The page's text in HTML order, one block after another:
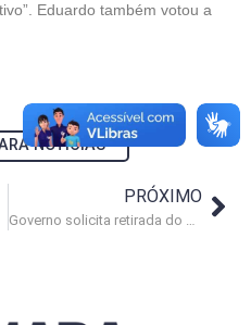
Eduardo também votou a
NOTÍCIAS
PRÓXIMO